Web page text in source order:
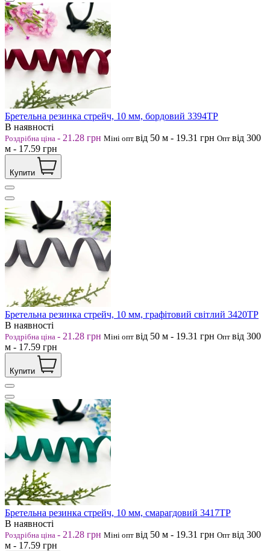
Бретельна резинка стрейч, 10 мм, бордовий 3394ТР
В наявності
Роздрібна ціна - 21.28 грн Міні опт від 50 м - 19.31 грн Опт від 300
м - 17.59 грн
Купити
Бретельна резинка стрейч, 10 мм, графітовий світлий 3420ТР
В наявності
Роздрібна ціна - 21.28 грн Міні опт від 50 м - 19.31 грн Опт від 300
м - 17.59 грн
Купити
Бретельна резинка стрейч, 10 мм, смарагдовий 3417ТР
В наявності
Роздрібна ціна - 21.28 грн Міні опт від 50 м - 19.31 грн Опт від 300
м - 17.59 грн